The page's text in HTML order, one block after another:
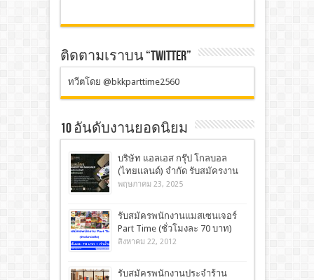
ติดตามเราบน “TWITTER”
ทวีตโดย @bkkparttime2560
10 อันดับงานยอดนิยม
บริษัท แอลเอส กรุ๊ป โกลบอล
(ไทยแลนด์) จำกัด รับสมัครงาน
พฤษภาคม 23, 2025
รับสมัครพนักงานแมสเซนเจอร์
Part Time (ชั่วโมงละ 70 บาท)
สิงหาคม 22, 2012
รับสมัครพนักงานประจำร้าน